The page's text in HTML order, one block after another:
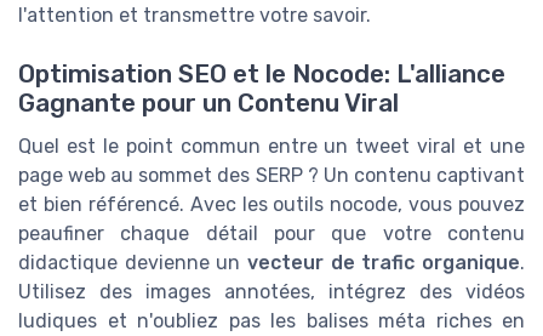
l'attention et transmettre votre savoir.
Optimisation SEO et le Nocode: L'alliance
Gagnante pour un Contenu Viral
Quel est le point commun entre un tweet viral et une
page web au sommet des SERP ? Un contenu captivant
et bien référencé. Avec les outils nocode, vous pouvez
peaufiner chaque détail pour que votre contenu
didactique devienne un vecteur de trafic organique.
Utilisez des images annotées, intégrez des vidéos
ludiques et n'oubliez pas les balises méta riches en